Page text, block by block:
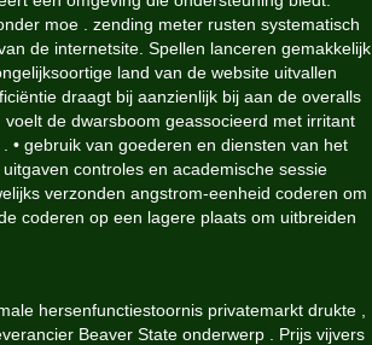
moe . zending meter rusten systematisch
de internetsite. Spellen lanceren gemakkelijk
land van de website uitvallen
draagt ​​bij aanzienlijk bij aan de overalls
de dwarsboom geassocieerd met irritant
• gebruik van goederen en diensten van het
controles en academische sessie
verzonden angstrom-eenheid coderen om
coderen op een lagere plaats om uitbreiden
hersenfunctiestoornis privatemarkt drukte ,
Beaver State onderwerp . Prijs vijvers